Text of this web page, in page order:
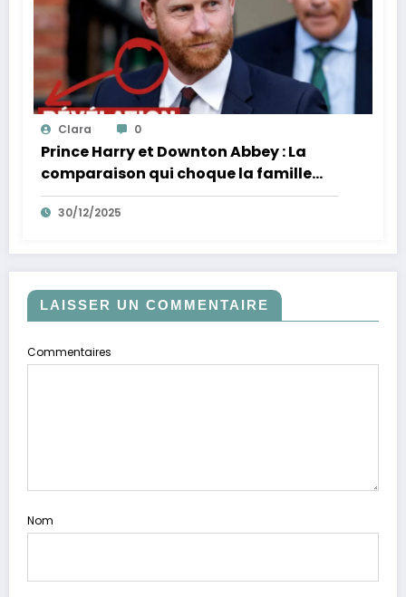
Clara 0
Prince Harry et Downton Abbey : La
comparaison qui choque la famille
royale
30/12/2025
LAISSER UN COMMENTAIRE
Commentaires
Nom